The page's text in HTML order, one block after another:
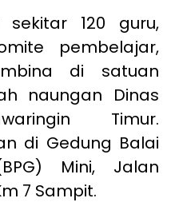
120 guru,
pembelajar,
di satuan
naungan Dinas
Timur.
di Gedung Balai
Mini, Jalan
7 Sampit.